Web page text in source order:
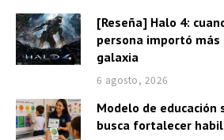
[Reseña] Halo 4:
persona importó
galaxia
6 agosto, 2026
Modelo de educación
busca fortalecer